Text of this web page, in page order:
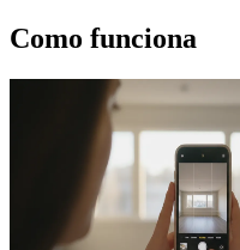
Como funciona